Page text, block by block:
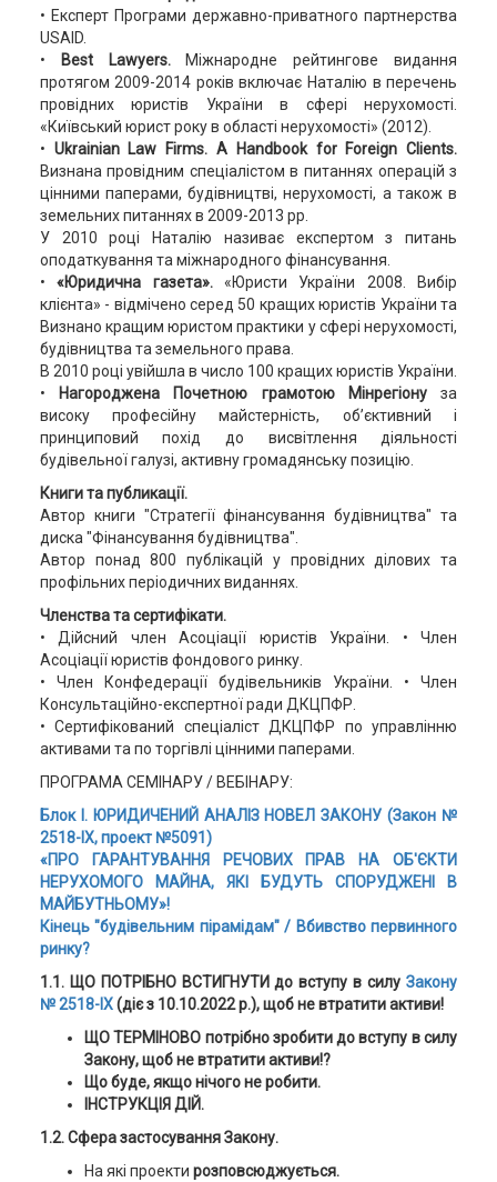
• Експерт Програми державно-приватного партнерства
USAID.
•
Best Lawyers.Міжнародне рейтингове видання
протягом 2009-2014 років включає Наталію в перечень
провідних юристів України в сфері нерухомості.
«Київський юрист року в області нерухомості» (2012).
• Ukrainian Law Firms. A Handbook for Foreign Clients.
Визнана провідним спеціалістом в питаннях операцій з
цінними паперами, будівництві, нерухомості, а також в
земельних питаннях в 2009-2013 рр.
У 2010 році Наталію називає експертом з питань
оподаткування та міжнародного фінансування.
•«Юридична газета».«Юристи України 2008. Вибір
клієнта» - відмічено серед 50 кращих юристів України та
Визнано кращим юристом практики у сфері нерухомості,
будівництва та земельного права.
В 2010 році увійшла в число 100 кращих юристів України.
•
Нагороджена Почетною грамотою Мінрегіонуза
високу професійну майстерність, об’єктивний і
принциповий похід до висвітлення діяльності
будівельної галузі, активну громадянську позицію.
Книги та публикації.
Автор книги "Стратегії фінансування будівництва" та
диска "Фінансування будівництва".
Автор понад 800 публікацій у провідних ділових та
профільних періодичних виданнях.
Членства та сертифікати.
• Дійсний член Асоціації юристів України. • Член
Асоціації юристів фондового ринку.
• Член Конфедерації будівельників України. • Член
Консультаційно-експертної ради ДКЦПФР.
• Сертифікований спеціаліст ДКЦПФР по управлінню
активами та по торгівлі цінними паперами.
ПРОГРАМА СЕМІНАРУ / ВЕБІНАРУ:
Блок І. ЮРИДИЧЕНИЙ АНАЛІЗ НОВЕЛ ЗАКОНУ (Закон №
2518-IX, проект №5091)
«ПРО ГАРАНТУВАННЯ РЕЧОВИХ ПРАВ НА ОБ'ЄКТИ
НЕРУХОМОГО МАЙНА, ЯКІ БУДУТЬ СПОРУДЖЕНІ В
МАЙБУТНЬОМУ»!
Кінець "будівельним пірамідам" / Вбивство первинного
ринку?
1.1. ЩО ПОТРІБНО ВСТИГНУТИ до вступу в силуЗакону
№ 2518-ІХ(діє з 10.10.2022 р.), щоб не втратити активи!
ЩО ТЕРМІНОВО потрібно зробити до вступу в силу
Закону,щоб не втратити активи!?
Що буде, якщо нічого не робити.
ІНСТРУКЦІЯ ДІЙ.
1.2. Сфера застосування Закону.
На які проекти розповсюджується.